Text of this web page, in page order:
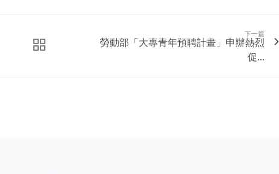
下一篇
勞動部「大專青年預聘計畫」申辦熱烈
促...